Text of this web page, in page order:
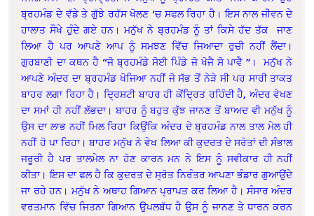
ਬ੍ਰਹਮੰਡ ਦੇ ਵੱਡੇ ਤੇ ਗੁੱਝੇ ਰਹੱਸ ਖੋਲਣ ‘ਚ ਸਫਲ ਰਿਹਾ ਹੈ। ਇਸ ਨਾਲ ਜੀਵਨ ਦੇ
ਹਾਲਾਤ ਸੌਖੇ ਹੁੰਦੇ ਗਏ ਹਨ। ਮਨੁੱਖ ਨੇ ਬ੍ਰਹਮੰਡ ਨੂੰ ਤਾਂ ਕਿਸੇ ਹੱਦ ਤੱਕ ਜਾਣ
ਲਿਆ ਹੈ ਪਰ ਆਪਣੇ ਆਪ ਨੂੰ ਸਮਝਣ ਵਿੱਚ ਜਿਆਦਾ ਰੁਚੀ ਨਹੀਂ ਲੈਂਦਾ।
ਗੁਰਬਾਣੀ ਦਾ ਕਥਨ ਹੈ “ਜੋ ਬ੍ਰਹਮੰਡੇ ਸੋਈ ਪਿੰਡੇ ਜੋ ਖੋਜੈ ਸੋ ਪਾਵੈ ”। ਮਨੁੱਖ ਨੇ
ਆਪਣੇ ਅੰਦਰ ਦਾ ਬ੍ਰਹਮੰਡ ਖੋਜਿਆ ਨਹੀਂ ਜੋ ਸੱਭ ਤੋਂ ਨੇੜੇ ਸੀ ਪਰ ਸਾਰੀ ਤਾਕਤ
ਬਾਹਰ ਲਗਾ ਰਿਹਾ ਹੈ। ਦ੍ਰਿਸ਼ਟੀ ਬਾਹਰ ਹੀ ਕੇਂਦ੍ਰਿਤ ਰਹਿੰਦੀ ਹੈ, ਅੰਦਰ ਵੇਖਣ
ਦਾ ਸਮਾਂ ਹੀ ਨਹੀਂ ਲੱਭਦਾ। ਬਾਹਰ ਨੂੰ ਬਹੁਤ ਕੁੱਝ ਜਾਨਣ ਤੋਂ ਬਾਅਦ ਵੀ ਮਨੁੱਖ ਨੂੰ
ਉਸ ਦਾ ਲਾਭ ਨਹੀਂ ਮਿਲ ਰਿਹਾ ਕਿਉਂਕਿ ਅੰਦਰ ਦੇ ਬ੍ਰਹਮੰਡ ਨਾਲ ਤਾਲ ਮੇਲ ਹੀ
ਨਹੀਂ ਹੋ ਪਾ ਰਿਹਾ। ਬਾਹਰ ਮਨੁੱਖ ਨੇ ਵੇਖ ਲਿਆ ਕੀ ਕੁਦਰਤ ਦੇ ਸਰੋਤਾਂ ਦੀ ਸੰਭਾਲ
ਜਰੂਰੀ ਹੈ ਪਰ ਤਾਲਮੇਲ ਨਾ ਹੋਣ ਕਾਰਨ ਮਨ ਨੇ ਇਸ ਨੂੰ ਸਵੀਕਾਰ ਹੀ ਨਹੀਂ
ਕੀਤਾ। ਇਸ ਦਾ ਫਲ ਹੈ ਕਿ ਕੁਦਰਤ ਦੇ ਸ੍ਰੋਤ ਨਿਰੰਤਰ ਆਪਣਾ ਭੰਡਾਰ ਗੁਆਉਂਦੇ
ਜਾ ਰਹੇ ਹਨ। ਮਨੁੱਖ ਨੇ ਅਥਾਹ ਗਿਆਨ ਪ੍ਰਾਪਤ ਕਰ ਲਿਆ ਹੈ। ਸੰਸਾਰ ਅੰਦਰ
ਵਰਤਮਾਨ ਵਿੱਚ ਜਿਤਨਾ ਗਿਆਨ ਉਪਲਬੱਧ ਹੈ ਉਸ ਨੂੰ ਜਾਨਣ ਤੇ ਧਾਰਨ ਕਰਨ